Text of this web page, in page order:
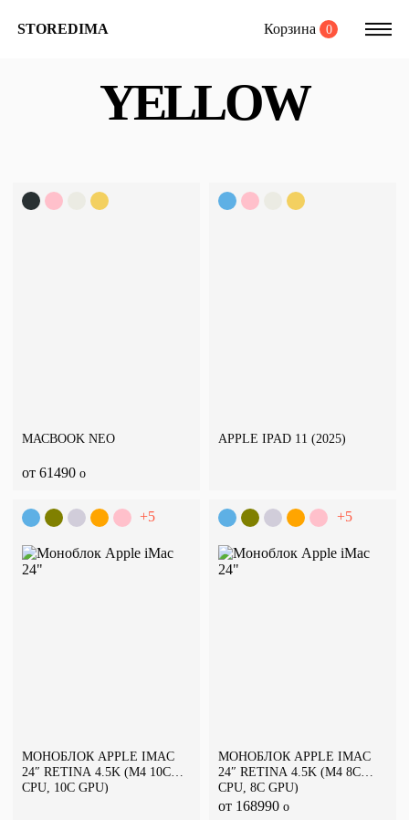
STOREDIMA Корзина 0
YELLOW
МАСBOOK NEO
от 61490 o
APPLE IPAD 11 (2025)
+5
МОНОБЛОК APPLE IMAC
24″ RETINA 4.5K (M4 10C
CPU, 10C GPU)
+5
МОНОБЛОК APPLE IMAC
24″ RETINA 4.5K (M4 8C
CPU, 8C GPU)
от 168990 o